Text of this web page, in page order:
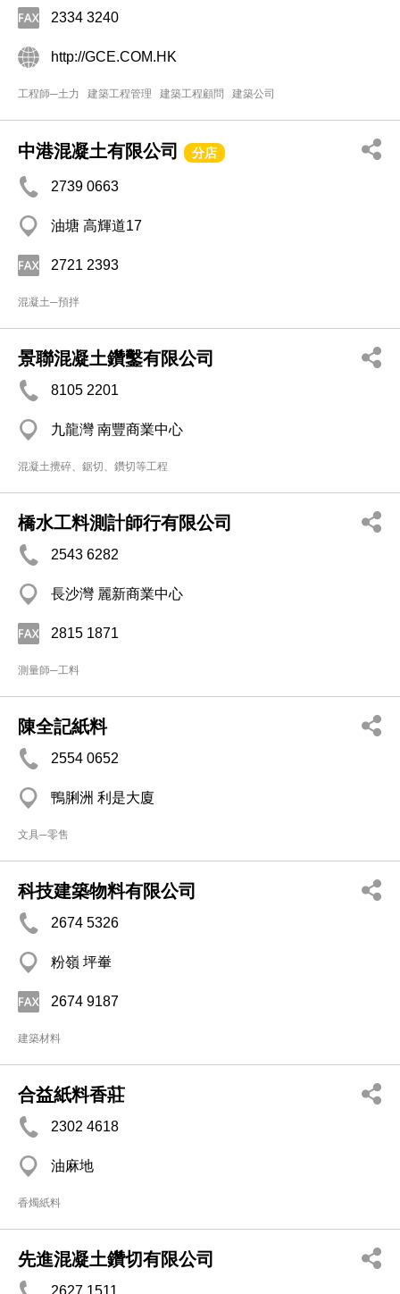
2334 3240
http://GCE.COM.HK
工程師─土力 建築工程管理 建築工程顧問 建築公司
中港混凝土有限公司 分店
2739 0663
油塘 高輝道17
2721 2393
混凝土─預拌
景聯混凝土鑽鑿有限公司
8105 2201
九龍灣 南豐商業中心
混凝土攪碎、鋸切、鑽切等工程
橋水工料測計師行有限公司
2543 6282
長沙灣 麗新商業中心
2815 1871
測量師─工料
陳全記紙料
2554 0652
鴨脷洲 利是大廈
文具─零售
科技建築物料有限公司
2674 5326
粉嶺 坪輋
2674 9187
建築材料
合益紙料香莊
2302 4618
油麻地
香燭紙料
先進混凝土鑽切有限公司
2627 1511